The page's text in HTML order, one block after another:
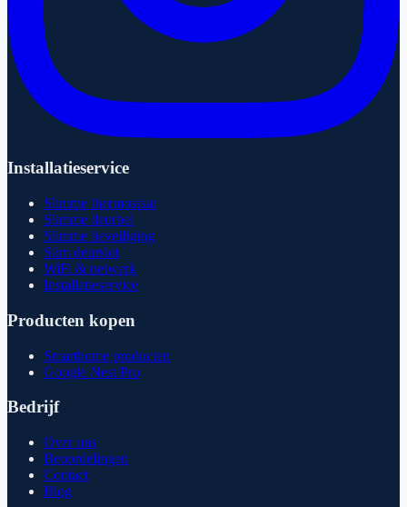
Installatieservice
Slimme thermostaat
Slimme deurbel
Slimme beveiliging
Slim deurslot
WiFi & netwerk
Installatieservice
Producten kopen
Smarthome producten
Google Nest Pro
Bedrijf
Over ons
Beoordelingen
Contact
Blog